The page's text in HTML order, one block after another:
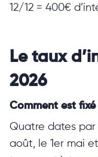
12/12 = 400€
Le taux
2026
Comment est
Quatre dates par
août, le 1er mai